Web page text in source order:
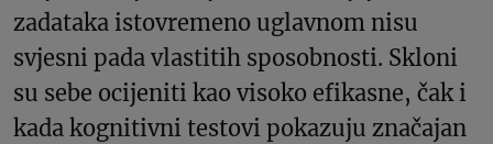
zadataka istovremeno uglavnom nisu
svjesni pada vlastitih sposobnosti. Skloni
su sebe ocijeniti kao visoko efikasne, čak i
kada kognitivni testovi pokazuju značajan